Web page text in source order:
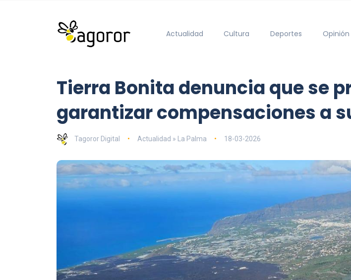
Actualidad Cultura Deportes Opinión
Tierra Bonita denuncia que se
garantizar compensaciones a
Tagoror Digital Actualidad » La Palma 18-03-2026